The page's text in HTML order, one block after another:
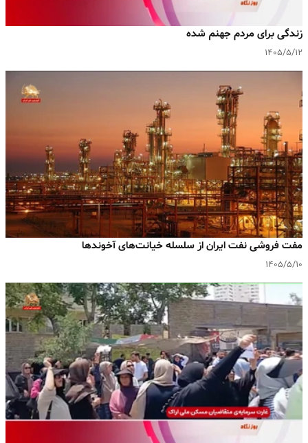
زندگی برای مردم جهنم شده
۱۴۰۵/۵/۱۲
مفت فروشی نفت ایران از سلسله خیانت‌های آخوندها
۱۴۰۵/۵/۱۰